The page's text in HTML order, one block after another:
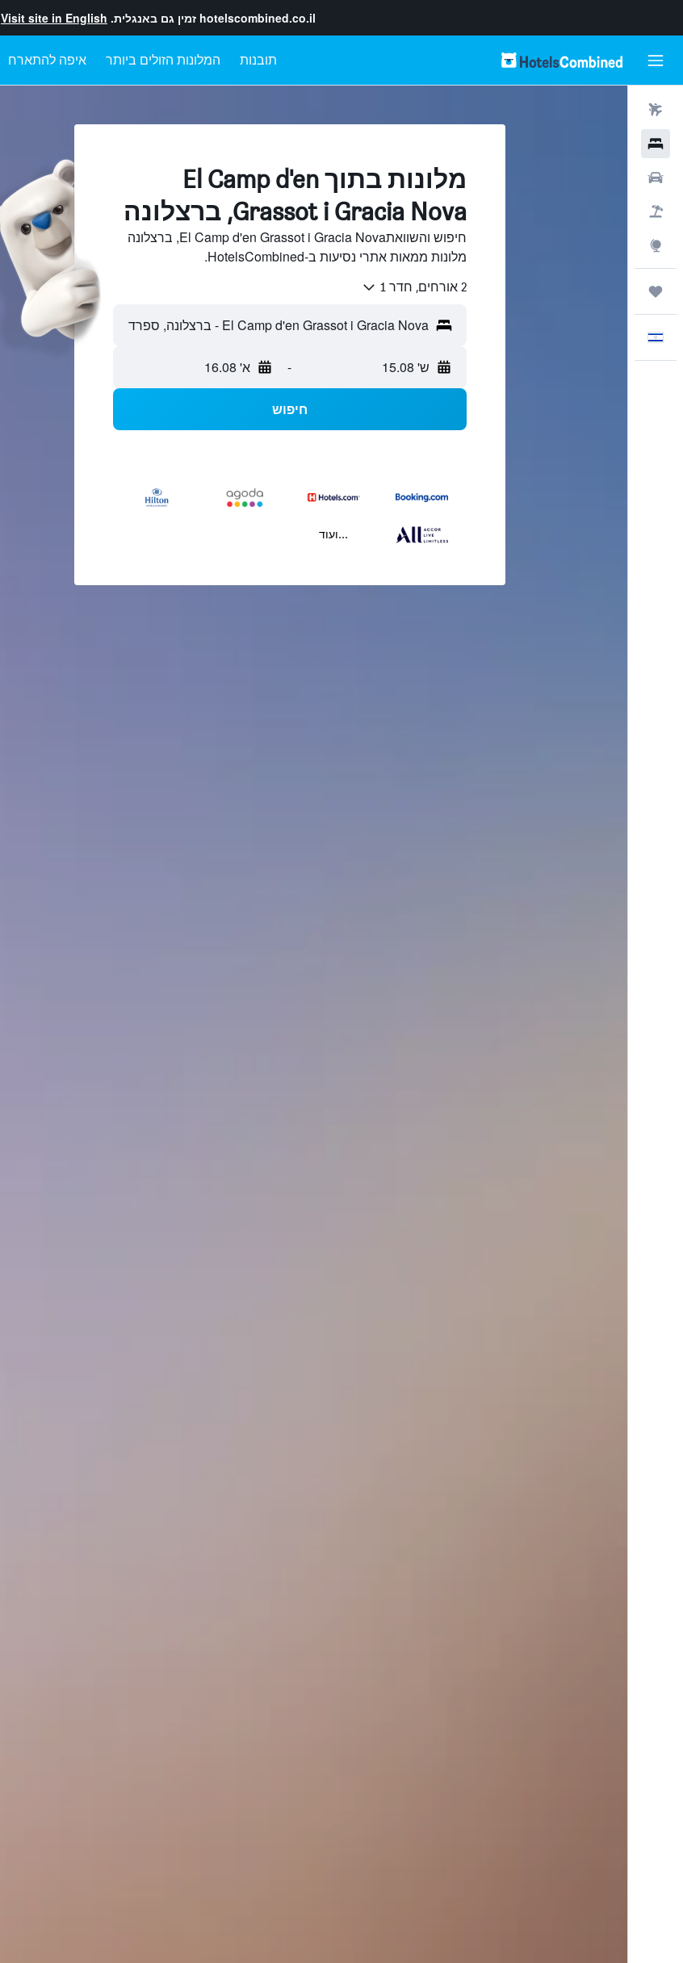
hotelscombined.co.il זמין גם באנגלית. Visit site in English
תובנות המלונות הזולים ביותר איפה להתארח
מלונות בתוך El Camp d'en
Grassot i Gracia Nova, ברצלונה
חיפוש והשוואתEl Camp d'en Grassot i Gracia Nova, ברצלונה
מלונות ממאות אתרי נסיעות ב-HotelsCombined.
2 אורחים, חדר 1
ש' 15.08 - א' 16.08
חיפוש
...ועוד